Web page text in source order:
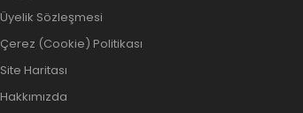
Üyelik Sözleşmesi
Çerez (Cookie) Politikası
Site Haritası
Hakkımızda